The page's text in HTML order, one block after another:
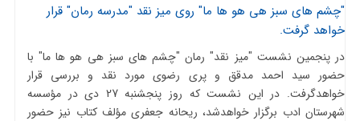
"چشم های سبز هی هو ها ما" روی میز نقد "مدرسه رمان" قرار
خواهد گرفت.
در پنجمین نشست "میز نقد" رمان "چشم های سبز هی هو ها ما" با
حضور سید احمد مدقق و پری رضوی مورد نقد و بررسی قرار
خواهدگرفت. در این نشست که روز پنجشنبه 27 دی در مؤسسه
شهرستان ادب برگزار خواهدشد، ریحانه جعفری مؤلف کتاب نیز حضور